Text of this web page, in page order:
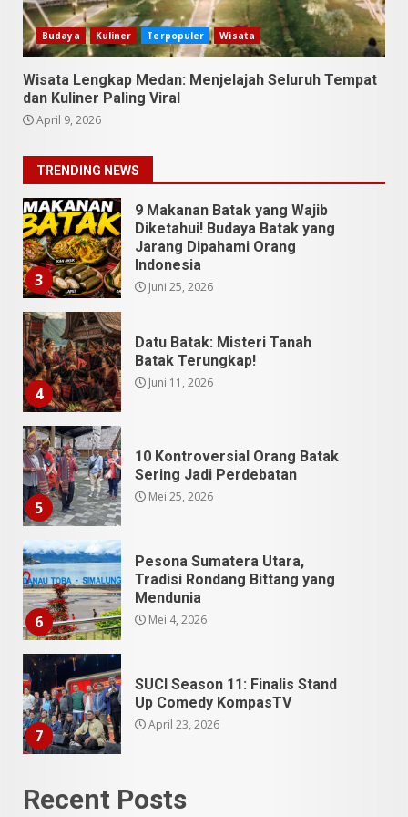
Budaya Kuliner Terpopuler Wisata
Wisata Lengkap Medan: Menjelajah Seluruh Tempat
dan Kuliner Paling Viral
April 9, 2026
TRENDING NEWS
1
Utara Bukan Cuma Medan dan
Danau Toba
Juli 31, 2026
2
Juli 13, 2026
3
9 Makanan Batak yang Wajib
Diketahui! Budaya Batak yang
Jarang Dipahami Orang
Indonesia
Juni 25, 2026
4
Datu Batak: Misteri Tanah
Batak Terungkap!
Juni 11, 2026
5
10 Kontroversial Orang Batak
Sering Jadi Perdebatan
Mei 25, 2026
6
Pesona Sumatera Utara,
Tradisi Rondang Bittang yang
Mendunia
Mei 4, 2026
7
SUCI Season 11: Finalis Stand
Up Comedy KompasTV
April 23, 2026
9 Tempat Istimewa Sumatera
Utara Bukan Cuma Medan dan
Recent Posts